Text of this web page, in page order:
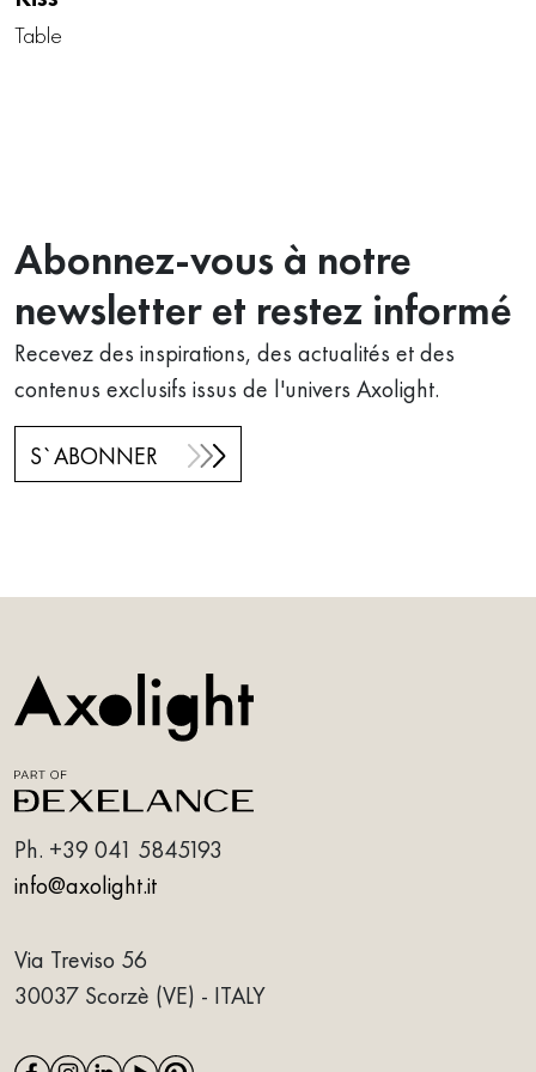
Table
Abonnez-vous à notre
newsletter et restez informé
Recevez des inspirations, des actualités et des
contenus exclusifs issus de l'univers Axolight.
S`ABONNER
Ph. +39 041 5845193
info@axolight.it
Via Treviso 56
30037 Scorzè (VE) - ITALY